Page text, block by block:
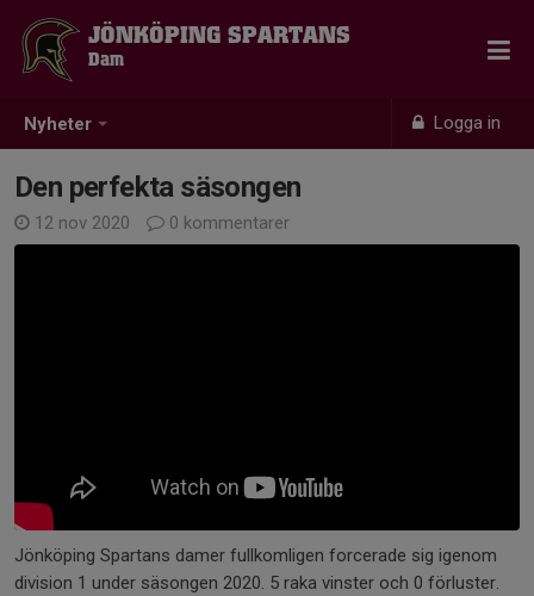
Nyheter Logga in
JÖNKÖPING SPARTANS
Dam
Den perfekta säsongen
12 nov 2020 0 kommentarer
Jönköping Spartans damer fullkomligen forcerade sig igenom
division 1 under säsongen 2020. 5 raka vinster och 0 förluster.